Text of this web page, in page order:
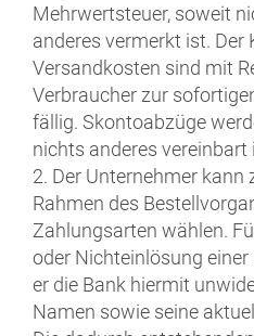
Mehrwertsteuer, soweit
anderes vermerkt ist. Der
Versandkosten sind mit
Verbraucher zur
fällig. Skontoabzüge
nichts anderes vereinbart
2. Der Unternehmer kann
Rahmen des
Zahlungsarten wählen.
oder Nichteinlösung
er die Bank hiermit
Namen sowie seine